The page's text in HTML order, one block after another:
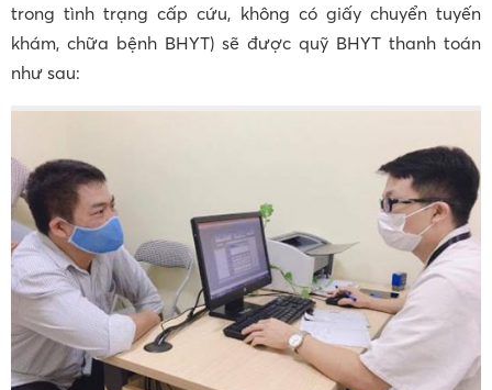
trong tình trạng cấp cứu, không có giấy chuyển tuyến
khám, chữa bệnh BHYT) sẽ được quỹ BHYT thanh toán
như sau: